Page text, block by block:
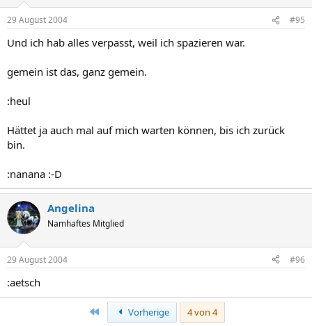
29 August 2004 #95
Und ich hab alles verpasst, weil ich spazieren war.
gemein ist das, ganz gemein.
:heul
Hättet ja auch mal auf mich warten können, bis ich zurück
bin.
:nanana :-D
Angelina
Namhaftes Mitglied
29 August 2004 #96
:aetsch
Erste Vorherige
4 von 4